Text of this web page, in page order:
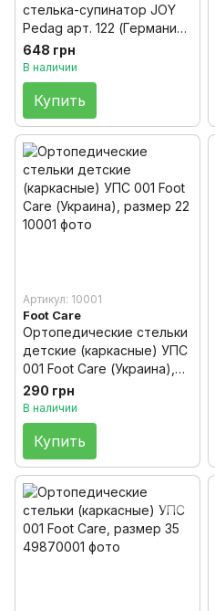
стелька-супинатор JOY
Pedag арт. 122 (Германия)
Размер 26/27
648 грн
В наличии
Купить
Артикул: 10001
Foot Care
Ортопедические стельки
детские (каркасные) УПС
001 Foot Care (Украина),
размер 22
290 грн
В наличии
Купить